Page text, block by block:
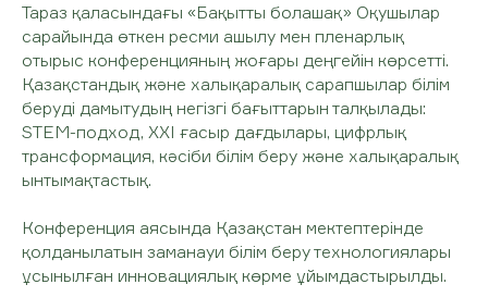
Тараз қаласындағы «Бақытты болашақ» Оқушылар
сарайында өткен ресми ашылу мен пленарлық
отырыс конференцияның жоғары деңгейін көрсетті.
Қазақстандық және халықаралық сарапшылар білім
беруді дамытудың негізгі бағыттарын талқылады:
STEM-подход, XXI ғасыр дағдылары, цифрлық
трансформация, кәсіби білім беру және халықаралық
ынтымақтастық.
Конференция аясында Қазақстан мектептерінде
қолданылатын заманауи білім беру технологиялары
ұсынылған инновациялық көрме ұйымдастырылды.